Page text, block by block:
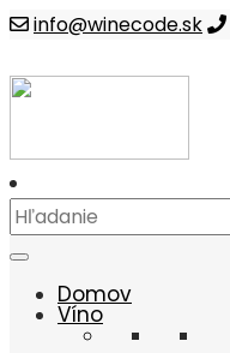
info@winecode.sk
Domov
Víno